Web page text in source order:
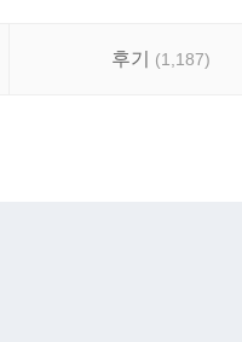
후기 (1,187)